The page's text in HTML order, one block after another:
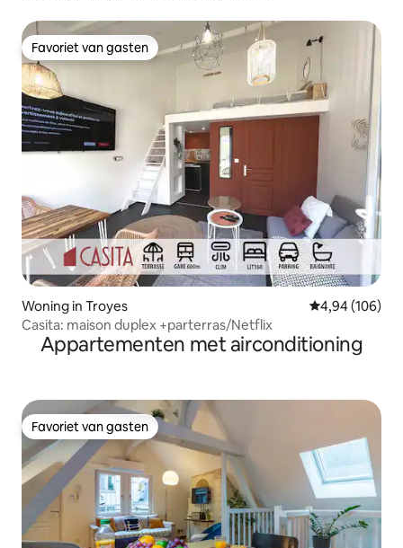
Favoriet van gasten
Favoriet van gasten
Woning in Troyes Gemiddelde
4,94 (106)
Casita: maison duplex +parterras/Netflix
Appartementen met airconditioning
Favoriet van gasten
Favoriet van gasten